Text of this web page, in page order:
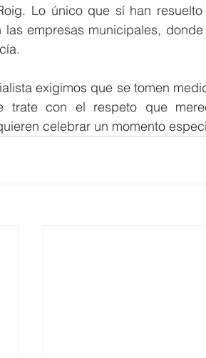
Lo único que sí han
empresas municipales,
exigimos que se tomen
trate con el respeto que
celebrar un momento